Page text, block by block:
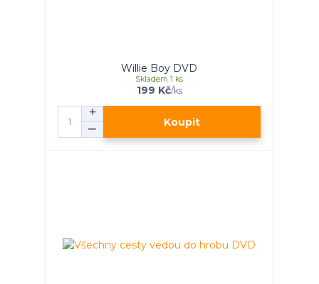
Willie Boy DVD
199 Kč/ks
Skladem 1 ks
Koupit